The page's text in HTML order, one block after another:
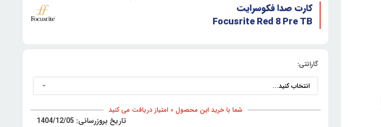
کارت صدا فکوسرایت
Focusrite Red 8 Pre TB
گارانتی:
شما با خرید این محصول 0 امتیاز دریافت می کنید
تاریخ بروزرسانی: 1404/12/05